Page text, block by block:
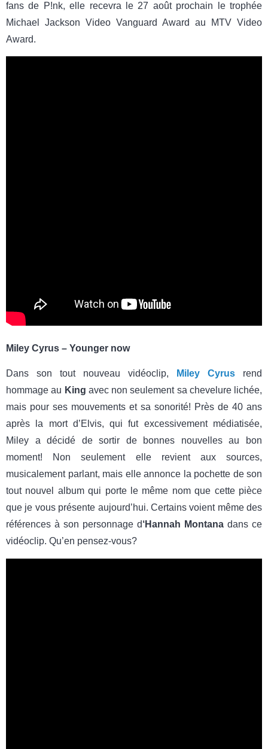
fans de P!nk, elle recevra le 27 août prochain le trophée
Michael Jackson Video Vanguard Award au MTV Video
Award.
Miley Cyrus – Younger now
Dans son tout nouveau vidéoclip, Miley Cyrus rend
hommage au King avec non seulement sa chevelure lichée,
mais pour ses mouvements et sa sonorité! Près de 40 ans
après la mort d’Elvis, qui fut excessivement médiatisée,
Miley a décidé de sortir de bonnes nouvelles au bon
moment! Non seulement elle revient aux sources,
musicalement parlant, mais elle annonce la pochette de son
tout nouvel album qui porte le même nom que cette pièce
que je vous présente aujourd’hui. Certains voient même des
références à son personnage d‘Hannah Montana dans ce
vidéoclip. Qu’en pensez-vous?